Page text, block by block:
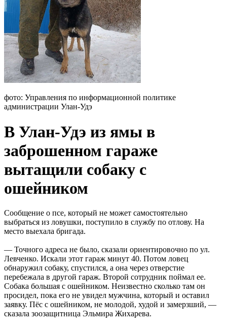
фото: Управления по информационной политике
администрации Улан-Удэ
В Улан-Удэ из ямы в
заброшенном гараже
вытащили собаку с
ошейником
Сообщение о псе, который не может самостоятельно
выбраться из ловушки, поступило в службу по отлову. На
место выехала бригада.
— Точного адреса не было, сказали ориентировочно по ул.
Левченко. Искали этот гараж минут 40. Потом ловец
обнаружил собаку, спустился, а она через отверстие
перебежала в другой гараж. Второй сотрудник поймал ее.
Собака большая с ошейником. Неизвестно сколько там он
просидел, пока его не увидел мужчина, который и оставил
заявку. Пёс с ошейником, не молодой, худой и замерзший, —
сказала зоозащитница Эльмира Жихарева.